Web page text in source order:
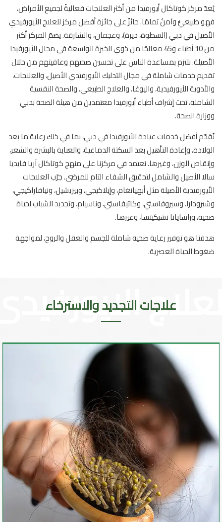
يُعدّ مركز كوتاكال أيورفيدا من أكثر العلاجات فعاليةً لجميع الأمراض،
فهو طبيعيٌّ وآمنٌ تمامًا. حائزٌ على جائزة أفضل مركز للعلاج الأيورفيدي
الأصيل في دبي (السطوة، ديرة)، وعجمان، والشارقة. يضمّ المركز أكثر
من 10 أطباء و45 معالجًا من ذوي الخبرة الواسعة في مجال الأيورفيدا
الأصيلة. نلتزم بمساعدة الناس على تحسين صحتهم وعافيتهم من خلال
تقديم خدمات شاملة في مجال التدليك الأيورفيدي الأصيل، والعلاجات،
والأدوية الأيورفيدية، واليوغا، والعلاج الطبيعي، والصحة النفسية
الشاملة، تحت إشراف أطباء أيورفيدا معتمدين من هيئة الصحة بدبي
ووزارة الصحة.
نُقدّم أفضل خدمات عيادة الأيورفيدا في دبي، بما في ذلك رعاية ما بعد
الولادة، وإعادة التأهيل بعد السكتة الدماغية، والعناية بالبشرة والشعر،
وإنقاص الوزن، وغيرها. نعتمد في مركزنا على منهج كوتاكال آريا فايديا
سالا الأصيل والشامل لتحقيق الشفاء التام للمرضى. جرّب العلاجات
الأيورفيدية الأصيلة مثل أبهيانغام، وإيلاكيجي، وبيزيشيل، ونيافاراكيجي،
وشيرودارا، وسيروفاستي، وكاتيفاستي، وناسيام، وتجديد الشباب لحياة
صحية، وراسايانا تشيكيتسا، وغيرها.
هدفنا هو توفير رعاية صحية شاملة للجسم والعقل والروح، لمواجهة
ضغوط الحياة العصرية.
علاجات التجديد والاسترخاء